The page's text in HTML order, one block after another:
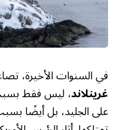
في السنوات الأخيرة،
غرينلاند، ليس فقط بسبب
على الجليد، بل أيضًا